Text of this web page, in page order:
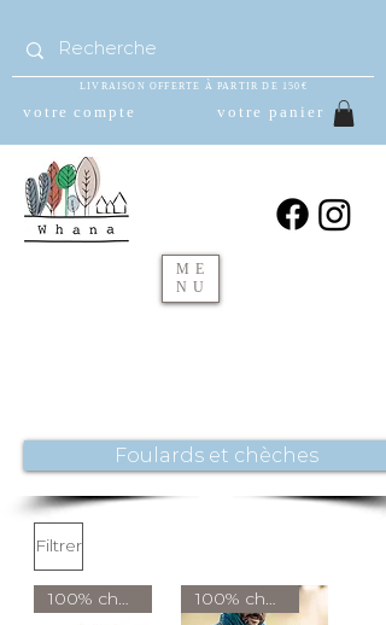
LIVRAISON OFFERTE À PARTIR DE 150€
votre compte votre panier
ME
NU
Foulards et chèches
Filtrer